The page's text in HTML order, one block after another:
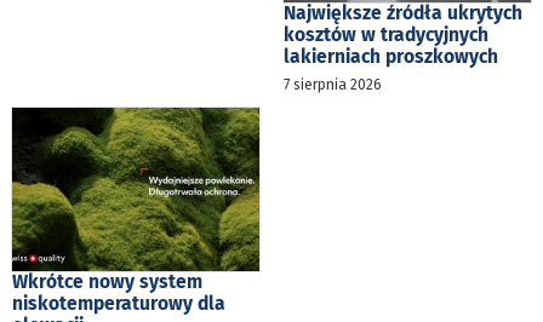
Największe źródła ukrytych
kosztów w tradycyjnych
lakierniach proszkowych
7 sierpnia 2026
Wkrótce nowy system
niskotemperaturowy dla